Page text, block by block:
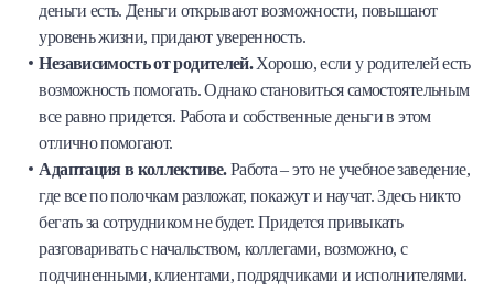
деньги есть. Деньги открывают возможности, повышают
уровень жизни, придают уверенность.
Независимость от родителей.Хорошо, если у родителей есть
возможность помогать. Однако становиться самостоятельным
все равно придется. Работа и собственные деньги в этом
отлично помогают.
Адаптация в коллективе.Работа – это не учебное заведение,
где все по полочкам разложат, покажут и научат. Здесь никто
бегать за сотрудником не будет. Придется привыкать
разговаривать с начальством, коллегами, возможно, с
подчиненными, клиентами, подрядчиками и исполнителями.